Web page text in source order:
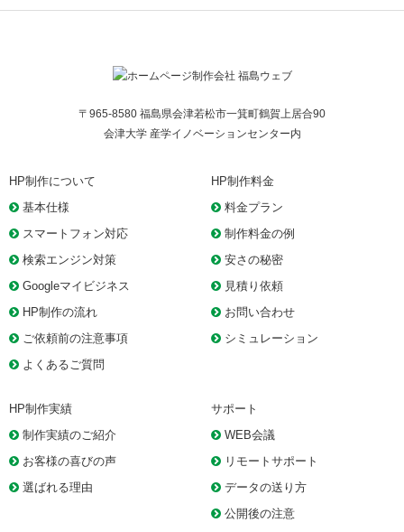
〒965-8580 福島県会津若松市一箕町鶴賀上居合90
会津大学 産学イノベーションセンター内
HP制作について
基本仕様
スマートフォン対応
検索エンジン対策
Googleマイビジネス
HP制作の流れ
ご依頼前の注意事項
よくあるご質問
HP制作料金
料金プラン
制作料金の例
安さの秘密
見積り依頼
お問い合わせ
シミュレーション
HP制作実績
制作実績のご紹介
お客様の喜びの声
選ばれる理由
サポート
WEB会議
リモートサポート
データの送り方
公開後の注意